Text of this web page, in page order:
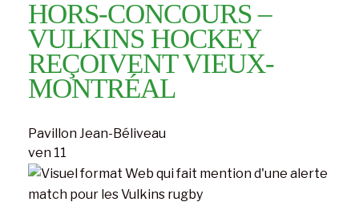
HORS-CONCOURS –
VULKINS HOCKEY
REÇOIVENT VIEUX-
MONTRÉAL
Pavillon Jean-Béliveau
ven 11